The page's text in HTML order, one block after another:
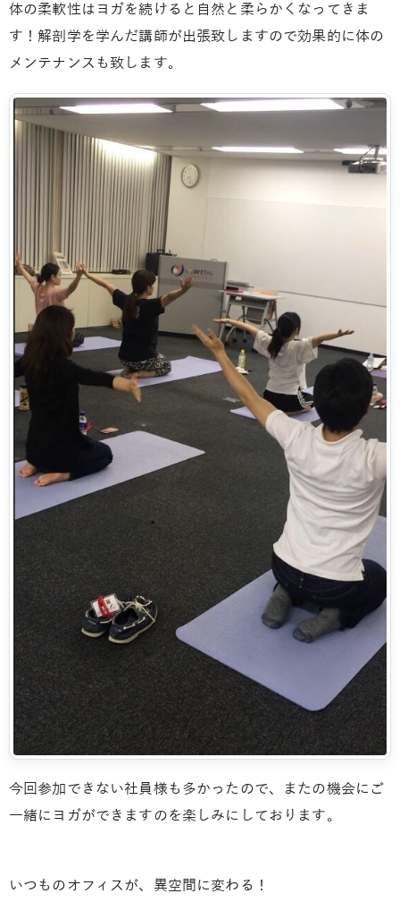
体の柔軟性はヨガを続けると自然と柔らかくなってきま
す！解剖学を学んだ講師が出張致しますので効果的に体の
メンテナンスも致します。
今回参加できない社員様も多かったので、またの機会にご
一緒にヨガができますのを楽しみにしております。
いつものオフィスが、異空間に変わる！